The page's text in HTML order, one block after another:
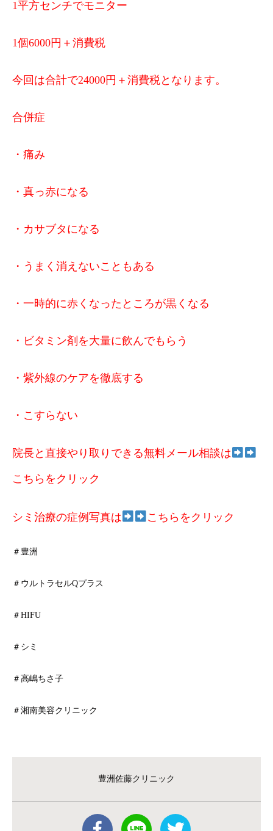
1平方センチでモニター
1個6000円＋消費税
今回は合計で24000円＋消費税となります。
合併症
・痛み
・真っ赤になる
・カサブタになる
・うまく消えないこともある
・一時的に赤くなったところが黒くなる
・ビタミン剤を大量に飲んでもらう
・紫外線のケアを徹底する
・こすらない
院長と直接やり取りできる無料メール相談は
こちらをクリック
シミ治療の症例写真は こちらをクリック
＃豊洲
＃ウルトラセルQプラス
＃HIFU
＃シミ
＃高嶋ちさ子
＃湘南美容クリニック
豊洲佐藤クリニック